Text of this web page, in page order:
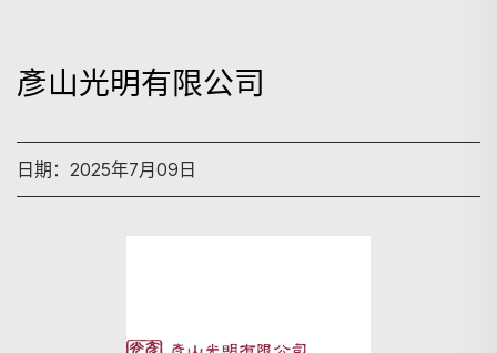
彥山光明有限公司
日期：2025年7月09日